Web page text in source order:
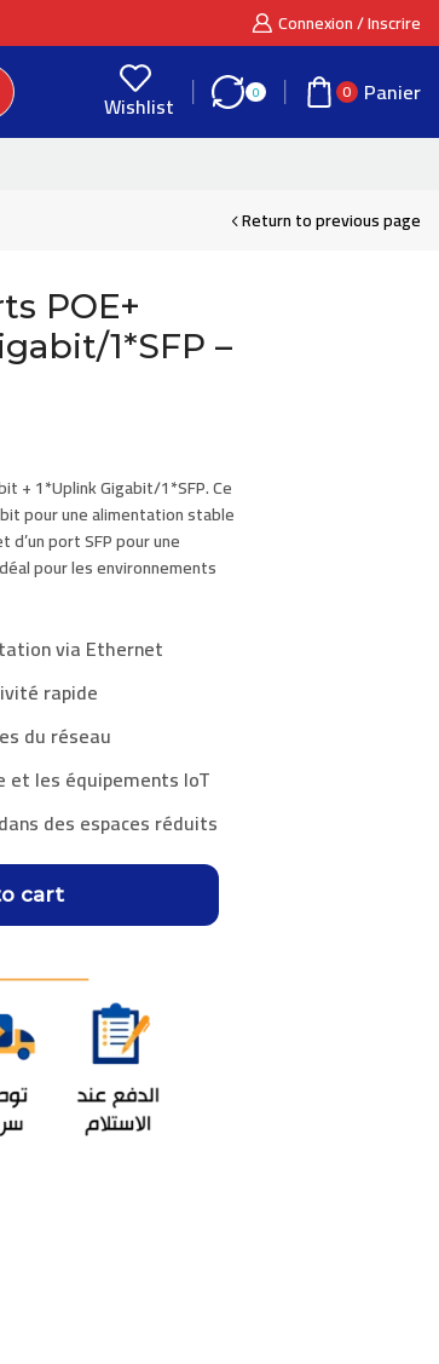
Connexion / Inscrire
Wishlist 0 0 Panier
Return to previous page
POE+
1*SFP –
+ 1*Uplink Gigabit/1*SFP. Ce
pour une alimentation stable
port SFP pour une
pour les environnements
via Ethernet
rapide
du réseau
et les équipements IoT
des espaces réduits
cart